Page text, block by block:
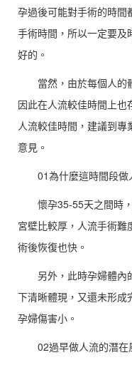
孕過後可能對手術的時間
手術時間，所以一定要及
好的。
當然，由於每個人的
因此在人流較佳時間上
人流較佳時間，建議到
意見。
01為什麼這時間段做
懷孕35-55天之間時
宮壁比較厚，人流手術難
術後恢復也快。
另外，此時孕婦體內
下清晰體現，又還未形成
孕婦傷害小。
02過早做人流的潛在